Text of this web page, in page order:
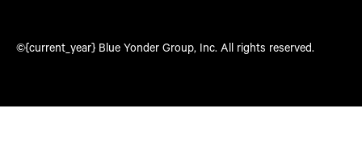
©{current_year} Blue Yonder Group, Inc. All rights reserved.